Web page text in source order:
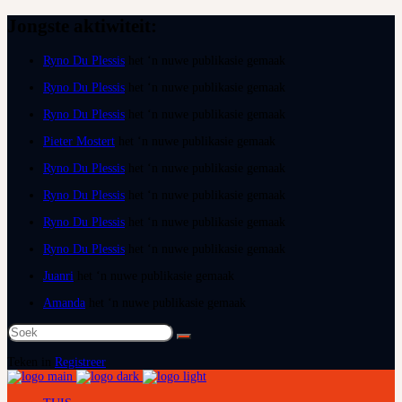
Ryno Du Plessis
Ryno Du Plessis
Ryno Du Plessis
Pieter Mostert
Ryno Du Plessis
Ryno Du Plessis
Ryno Du Plessis
Ryno Du Plessis
Juanri
Amanda
Soek
na:
Registreer